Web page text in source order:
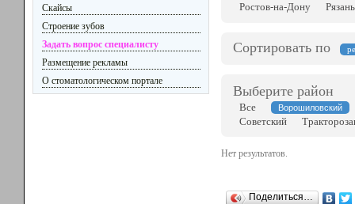
Скайсы
Строение зубов
Задать вопрос специалисту
Размещение рекламы
О стоматологическом портале
Ростов-на-Дону
Рязань
Сортировать по
Выберите район
Все Ворошиловский
Советский
Нет результатов.
Поделиться…